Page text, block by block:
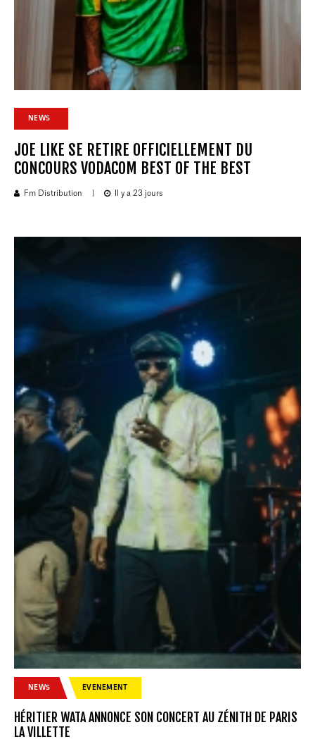
NEWS
JOE LIKE SE RETIRE OFFICIELLEMENT DU
CONCOURS VODACOM BEST OF THE BEST
Fm Distribution Il y a 23 jours
NEWS EVENEMENT
HÉRITIER WATA ANNONCE SON CONCERT AU ZÉNITH DE PARIS
LA VILLETTE